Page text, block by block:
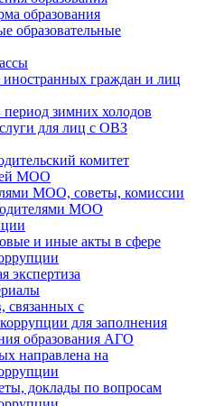
образования
образовательные
граждан и лиц
зимних холодов
для лиц с ОВЗ
комитет
МОО
МОО, советы, комиссии
МОО
и иные акты в сфере
экспертиза
связанных с
для заполнения
образования АГО
направлена на
доклады по вопросам